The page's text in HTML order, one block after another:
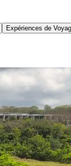
Expériences de